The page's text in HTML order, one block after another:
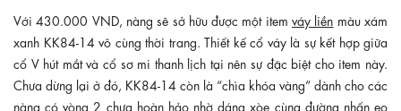
Với 430.000 VND, nàng sẽ sở hữu được một itemváy liền màu xám
xanh KK84-14 vô cùng thời trang. Thiết kế cổ váy là sự kết hợp giữa
cổ V hút mắt và cổ sơ mi thanh lịch tại nên sự đặc biệt cho item này.
Chưa dừng lại ở đó, KK84-14 còn là “chìa khóa vàng” dành cho các
nàng có vòng 2 chưa hoàn hảo nhờ dáng xòe cùng đường nhấn eo